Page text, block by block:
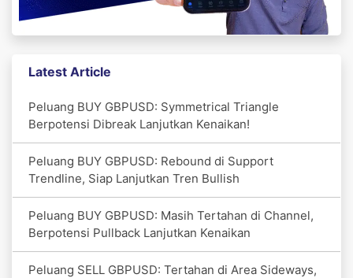
Latest Article
Peluang BUY GBPUSD: Symmetrical Triangle
Berpotensi Dibreak Lanjutkan Kenaikan!
Peluang BUY GBPUSD: Rebound di Support
Trendline, Siap Lanjutkan Tren Bullish
Peluang BUY GBPUSD: Masih Tertahan di Channel,
Berpotensi Pullback Lanjutkan Kenaikan
Peluang SELL GBPUSD: Tertahan di Area Sideways,